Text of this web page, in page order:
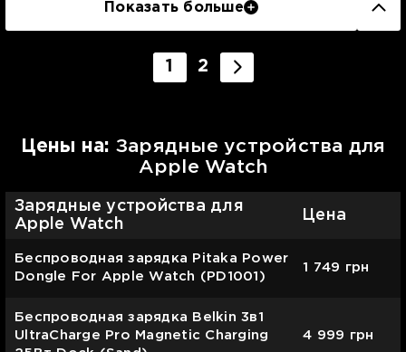
Показать больше
1 2
Цены на: Зарядные устройства для
Apple Watch
Зарядные устройства для
Apple Watch
Цена
Беспроводная зарядка Pitaka Power
Dongle For Apple Watch (PD1001)
1 749 грн
Беспроводная зарядка Belkin 3в1
UltraCharge Pro Magnetic Charging
4 999 грн